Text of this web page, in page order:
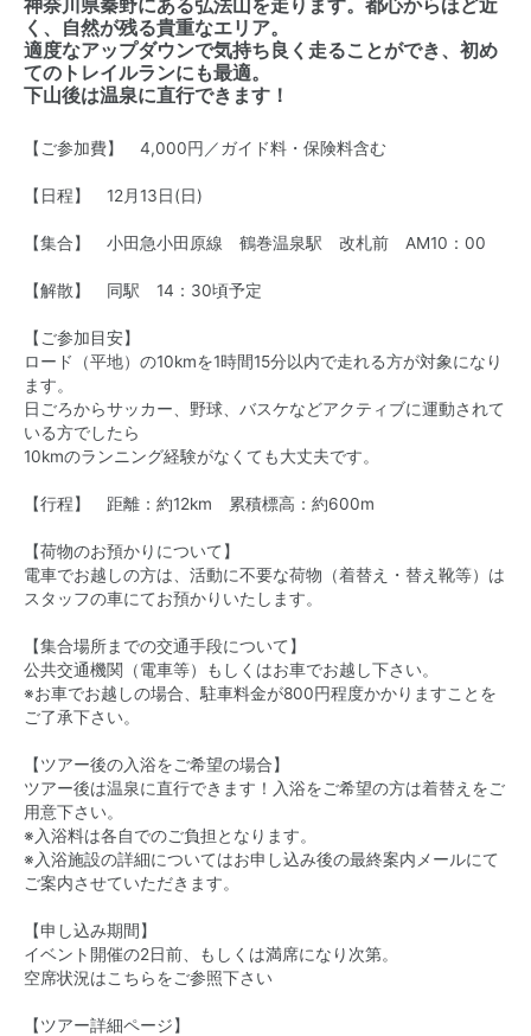
神奈川県秦野にある弘法山を走ります。都心からほど近
く、自然が残る貴重なエリア。
適度なアップダウンで気持ち良く走ることができ、初め
てのトレイルランにも最適。
下山後は温泉に直行できます！
【ご参加費】 4,000円／ガイド料・保険料含む
【日程】 12月13日(日)
【集合】 小田急小田原線 鶴巻温泉駅 改札前 AM10：00
【解散】 同駅 14：30頃予定
【ご参加目安】
ロード（平地）の10kmを1時間15分以内で走れる方が対象になり
ます。
日ごろからサッカー、野球、バスケなどアクティブに運動されて
いる方でしたら
10kmのランニング経験がなくても大丈夫です。
【行程】 距離：約12km 累積標高：約600m
【荷物のお預かりについて】
電車でお越しの方は、活動に不要な荷物（着替え・替え靴等）は
スタッフの車にてお預かりいたします。
【集合場所までの交通手段について】
公共交通機関（電車等）もしくはお車でお越し下さい。
※お車でお越しの場合、駐車料金が800円程度かかりますことを
ご了承下さい。
【ツアー後の入浴をご希望の場合】
ツアー後は温泉に直行できます！入浴をご希望の方は着替えをご
用意下さい。
※入浴料は各自でのご負担となります。
※入浴施設の詳細についてはお申し込み後の最終案内メールにて
ご案内させていただきます。
【申し込み期間】
イベント開催の2日前、もしくは満席になり次第。
空席状況はこちらをご参照下さい
【ツアー詳細ページ】